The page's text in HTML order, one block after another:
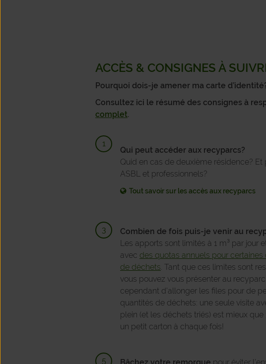
ACCÈS & CONSIGNES À
Pourquoi dois-je amener ma carte
Consultez ici le résumé des consignes à
complet.
Qui peut accéder aux recyparcs?
Quid en cas de deuxième résidence? Et
ASBL et professionnels?
Tout savoir sur les accès aux recyparcs
Combien de fois puis-je venir au
Les apports sont limités à 1 m³ par jour
avec des quotas annuels pour certaines
de déchets. Tant que ces limites sont
vous pouvez vous présenter au
cependant d’allonger les files pour de
quantités de déchets: une seule visite
plein (et les déchets triés) est mieux que
un petit carton à chaque fois!